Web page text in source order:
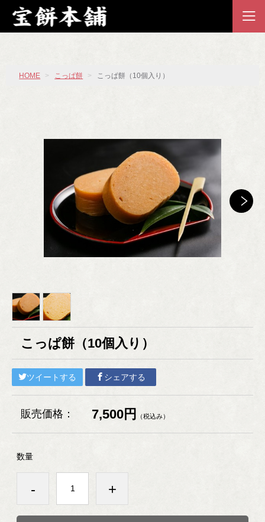
HOME こっぱ餅 こっぱ餅（10個入り）
こっぱ餅（10個入り）
ツイートする シェアする
販売価格： 7,500円 （税込み）
数量
- +